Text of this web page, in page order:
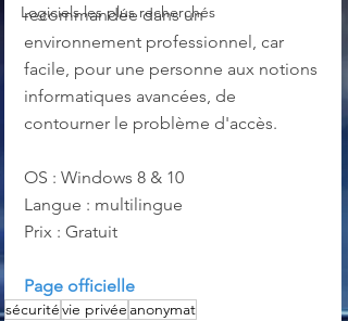
Logiciels les plus recherchés
recommandée dans un
environnement professionnel, car
facile, pour une personne aux notions
informatiques avancées, de
contourner le problème d'accès.
OS : Windows 8 & 10
Langue : multilingue
Prix : Gratuit
Page officielle
sécuritévie privée anonymat